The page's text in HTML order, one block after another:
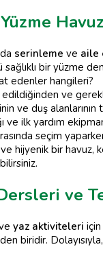
serinleme ve aile
sağlıklı bir yüzme
edenler hangileri?
ve
ve duş
ve ilk yardım
seçim
hijyenik bir havuz,
ve
yaz aktiviteleri
biridir.